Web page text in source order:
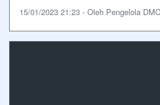
15/01/2023 21:23 - Oleh Pengelola